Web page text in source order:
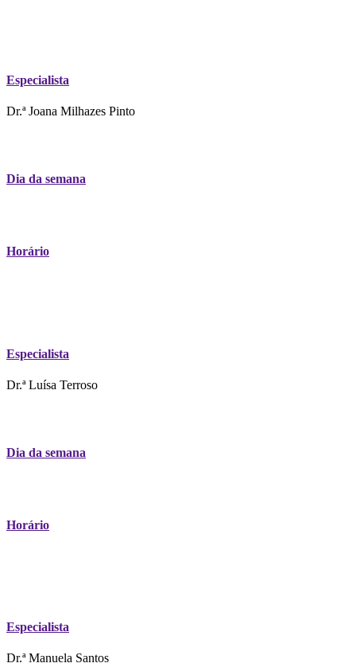
Especialista
Dr.ª Joana Milhazes Pinto
Dia da semana
Horário
Especialista
Dr.ª Luísa Terroso
Dia da semana
Horário
Especialista
Dr.ª Manuela Santos